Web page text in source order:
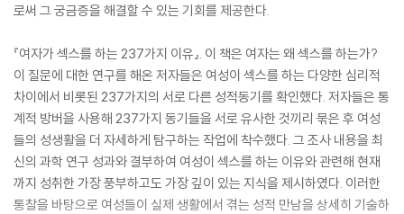
로써 그 궁금증을 해결할 수 있는 기회를 제공한다.
『여자가 섹스를 하는 237가지 이유』. 이 책은 여자는 왜 섹스를 하는가?
이 질문에 대한 연구를 해온 저자들은 여성이 섹스를 하는 다양한 심리적
차이에서 비롯된 237가지의 서로 다른 성적동기를 확인했다. 저자들은 통
계적 방버을 사용해 237가지 동기들을 서로 유사한 것끼리 묶은 후 여성
들의 성생활을 더 자세하게 탐구하는 작업에 착수했다. 그 조사 내용을 최
신의 과학 연구 성과와 결부하여 여성이 섹스를 하는 이유와 관련해 현재
까지 성취한 가장 풍부하고도 가장 깊이 있는 지식을 제시하였다. 이러한
통찰을 바탕으로 여성들이 실제 생활에서 겪는 성적 만남을 상세히 기술하